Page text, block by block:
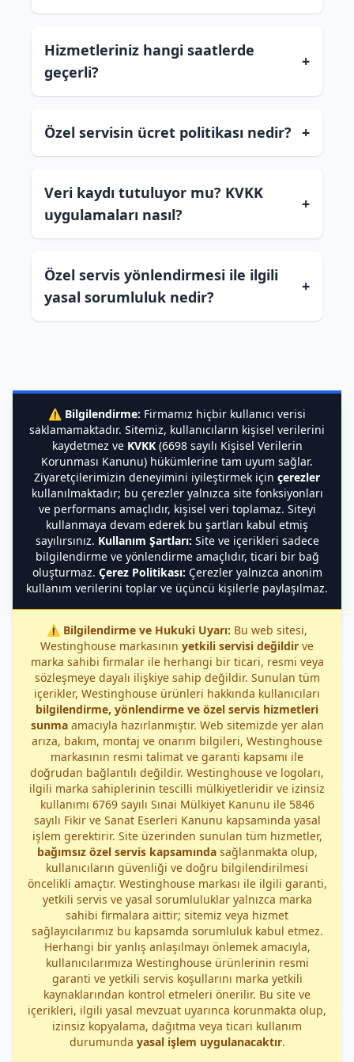
Hizmetleriniz hangi saatlerde
geçerli?
+
Özel servisin ücret politikası nedir? +
Veri kaydı tutuluyor mu? KVKK
uygulamaları nasıl?
+
Özel servis yönlendirmesi ile ilgili
yasal sorumluluk nedir?
+
⚠️ Bilgilendirme: Firmamız hiçbir kullanıcı verisi
saklamamaktadır. Sitemiz, kullanıcıların kişisel verilerini
kaydetmez ve KVKK(6698 sayılı Kişisel Verilerin
Korunması Kanunu) hükümlerine tam uyum sağlar.
Ziyaretçilerimizin deneyimini iyileştirmek için çerezler
kullanılmaktadır; bu çerezler yalnızca site fonksiyonları
ve performans amaçlıdır, kişisel veri toplamaz. Siteyi
kullanmaya devam ederek bu şartları kabul etmiş
sayılırsınız. Kullanım Şartları: Site ve içerikleri sadece
bilgilendirme ve yönlendirme amaçlıdır, ticari bir bağ
oluşturmaz. Çerez Politikası: Çerezler yalnızca anonim
kullanım verilerini toplar ve üçüncü kişilerle paylaşılmaz.
⚠️ Bilgilendirme ve Hukuki Uyarı: Bu web sitesi,
Westinghouse markasının yetkili servisi değildir ve
marka sahibi firmalar ile herhangi bir ticari, resmi veya
sözleşmeye dayalı ilişkiye sahip değildir. Sunulan tüm
içerikler, Westinghouse ürünleri hakkında kullanıcıları
bilgilendirme, yönlendirme ve özel servis hizmetleri
sunmaamacıyla hazırlanmıştır. Web sitemizde yer alan
arıza, bakım, montaj ve onarım bilgileri, Westinghouse
markasının resmi talimat ve garanti kapsamı ile
doğrudan bağlantılı değildir. Westinghouse ve logoları,
ilgili marka sahiplerinin tescilli mülkiyetleridir ve izinsiz
kullanımı 6769 sayılı Sınai Mülkiyet Kanunu ile 5846
sayılı Fikir ve Sanat Eserleri Kanunu kapsamında yasal
işlem gerektirir. Site üzerinden sunulan tüm hizmetler,
bağımsız özel servis kapsamındasağlanmakta olup,
kullanıcıların güvenliği ve doğru bilgilendirilmesi
öncelikli amaçtır. Westinghouse markası ile ilgili garanti,
yetkili servis ve yasal sorumluluklar yalnızca marka
sahibi firmalara aittir; sitemiz veya hizmet
sağlayıcılarımız bu kapsamda sorumluluk kabul etmez.
Herhangi bir yanlış anlaşılmayı önlemek amacıyla,
kullanıcılarımıza Westinghouse ürünlerinin resmi
garanti ve yetkili servis koşullarını marka yetkili
kaynaklarından kontrol etmeleri önerilir. Bu site ve
içerikleri, ilgili yasal mevzuat uyarınca korunmakta olup,
izinsiz kopyalama, dağıtma veya ticari kullanım
durumunda yasal işlem uygulanacaktır.